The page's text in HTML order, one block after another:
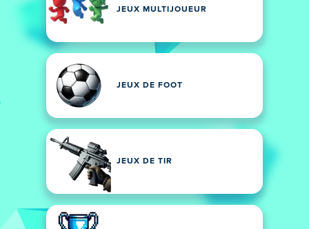
JEUX MULTIJOUEUR
JEUX DE FOOT
JEUX DE TIR